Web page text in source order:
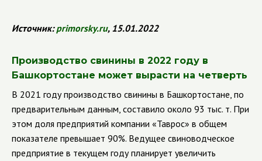
Источник:primorsky.ru, 15.01.2022
Производство свинины в 2022 году в
Башкортостане может вырасти на четверть
В 2021 году производство свинины в Башкортостане, по
предварительным данным, составило около 93 тыс. т. При
этом доля предприятий компании «Таврос» в общем
показателе превышает 90%. Ведущее свиноводческое
предприятие в текущем году планирует увеличить